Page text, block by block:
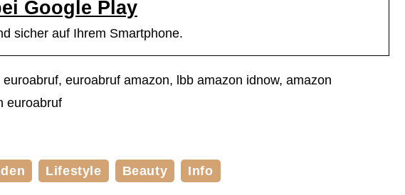
Google Play
sicher auf Ihrem Smartphone.
euroabruf amazon, lbb amazon idnow, amazon
euroabruf
Lifestyle Beauty Info